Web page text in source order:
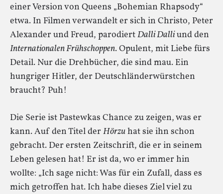
einer Version von Queens „Bohemian Rhapsody“
etwa. In Filmen verwandelt er sich in Christo, Peter
Alexander und Freud, parodiertDalli Dalliund den
Internationalen Frühschoppen. Opulent, mit Liebe fürs
Detail. Nur die Drehbücher, die sind mau. Ein
hungriger Hitler, der Deutschländerwürstchen
braucht? Puh!
Die Serie ist Pastewkas Chance zu zeigen, was er
kann. Auf den Titel der Hörzuhat sie ihn schon
gebracht. Der ersten Zeitschrift, die er in seinem
Leben gelesen hat! Er ist da, wo er immer hin
wollte: „Ich sage nicht: Was für ein Zufall, dass es
mich getroffen hat. Ich habe dieses Ziel viel zu